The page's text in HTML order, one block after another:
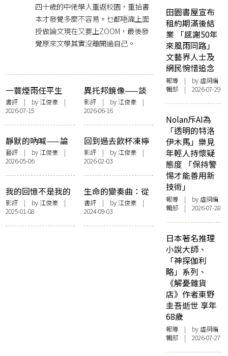
四十歲的中佬學人重返校園，重拾書
本才發覺多麼不容易。乜都唔識上面
授做論文現在又要上ZOOM，最後發
覺原來文學其實沒離開過自己。
一蓑煙雨任平生
——論嚴瀚欽《錯
覺與和解》
書評 | by江俊豪 |
2026-07-15
異托邦鏡像——談
《後室》
影評| by江俊豪|
2026-06-16
靜默的吶喊——論
嶺南鍾榮光博士紀
念中學「人人藝
術」展
藝評 | by江俊豪 |
2026-05-06
回到過去飲杯凍檸
茶——評《尋秦
記》
影評| by江俊豪|
2026-02-03
我的回憶不是我的
——記《爸爸》點
滴
影評 | by江俊豪 |
2025-01-08
生命的變奏曲：從
十七年蟬到倏忽黃
蝶——論潘國靈
《身體變奏曲》
書評| by江俊豪|
2024-09-03
田園書屋宣布
租約期滿後結
業 「感謝50年
來風雨同路」
文藝界人士及
網民惋惜追念
報導 | by 虛詞編
輯部 | 2026-07-29
Nolan斥AI為
「透明的特洛
伊木馬」樂見
年輕人持懷疑
態度 「保持警
惕才能善用新
技術」
報導 | by 虛詞編
輯部 | 2026-07-28
日本著名推理
小說大師、
「神探伽利
略」系列、
《解憂雜貨
店》作者東野
圭吾逝世 享年
68歲
報導 | by 虛詞編
輯部 | 2026-07-27